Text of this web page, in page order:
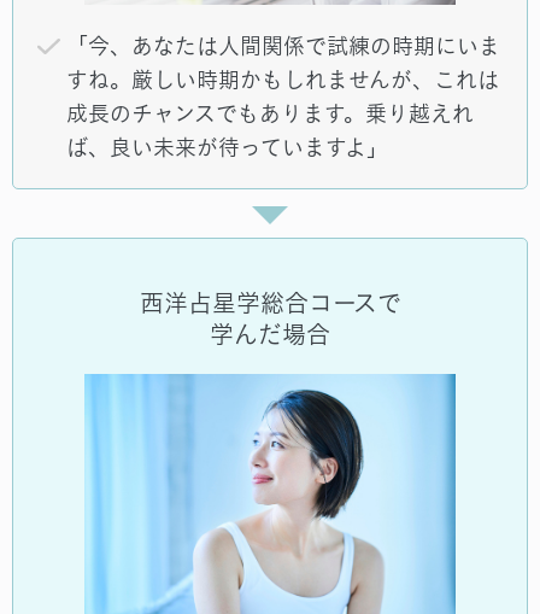
「今、あなたは人間関係で試練の時期にいま
すね。厳しい時期かもしれませんが、これは
成長のチャンスでもあります。乗り越えれ
ば、良い未来が待っていますよ」
西洋占星学総合コースで
学んだ場合